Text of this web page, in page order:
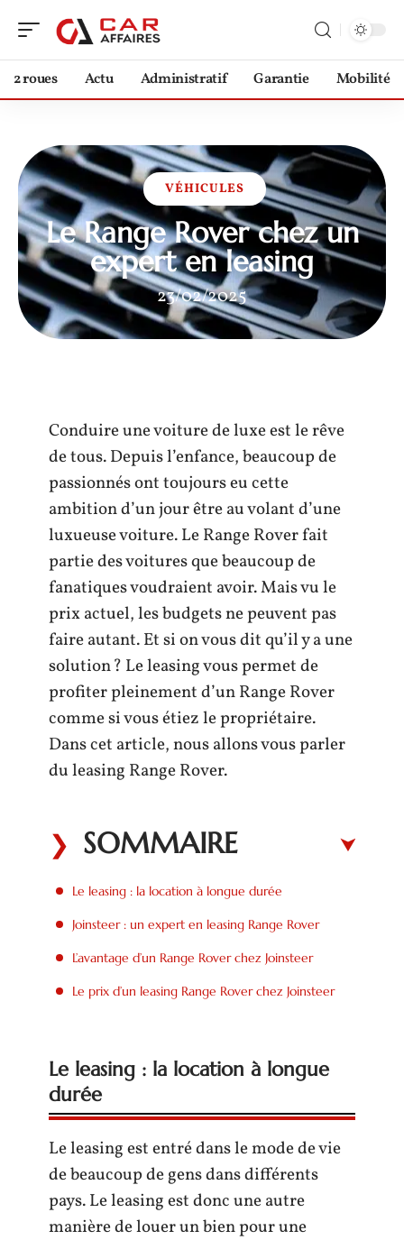
2 roues Actu Administratif Garantie Mobilité
VÉHICULES
Le Range Rover chez un
expert en leasing
23/02/2025
Conduire une voiture de luxe est le rêve
de tous. Depuis l’enfance, beaucoup de
passionnés ont toujours eu cette
ambition d’un jour être au volant d’une
luxueuse voiture. Le Range Rover fait
partie des voitures que beaucoup de
fanatiques voudraient avoir. Mais vu le
prix actuel, les budgets ne peuvent pas
faire autant. Et si on vous dit qu’il y a une
solution ? Le leasing vous permet de
profiter pleinement d’un Range Rover
comme si vous étiez le propriétaire.
Dans cet article, nous allons vous parler
du leasing Range Rover.
SOMMAIRE
Le leasing : la location à longue durée
Joinsteer : un expert en leasing Range Rover
L’avantage d’un Range Rover chez Joinsteer
Le prix d’un leasing Range Rover chez Joinsteer
Le leasing : la location à longue
durée
Le leasing est entré dans le mode de vie
de beaucoup de gens dans différents
pays. Le leasing est donc une autre
manière de louer un bien pour une